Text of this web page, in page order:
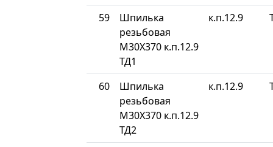
59
Шпилька
резьбовая
М30Х370 к.п.12.9
ТД1
к.п.12.9
60
Шпилька
резьбовая
М30Х370 к.п.12.9
ТД2
к.п.12.9